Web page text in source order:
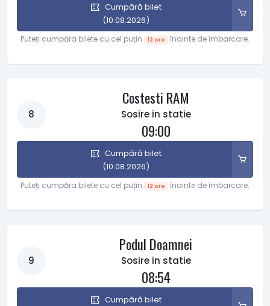
Cumpără bilet
(10.08.2026)
Puteți cumpăra bilete cu cel puțin 12 ore înainte de îmbarcare.
8
Costesti RAM
Sosire in statie
09:00
Cumpără bilet
(10.08.2026)
Puteți cumpăra bilete cu cel puțin 12 ore înainte de îmbarcare.
9
Podul Doamnei
Sosire in statie
08:54
Cumpără bilet